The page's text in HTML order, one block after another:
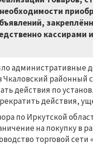
кассирами
административные
Чкаловский районный
действия по
действия,
по Иркутской
на покупку в
торговой сети